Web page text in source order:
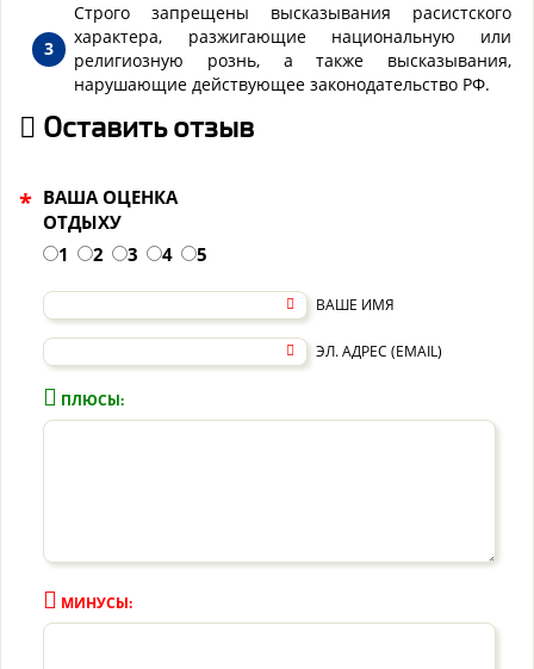
Строго запрещены высказывания расистского
характера, разжигающие национальную или
религиозную рознь, а также высказывания,
нарушающие действующее законодательство РФ.
Оставить отзыв
ВАША ОЦЕНКА
ОТДЫХУ
*
1 2 3 4 5
ВАШЕ ИМЯ
ЭЛ. АДРЕС (EMAIL)
ПЛЮСЫ:
МИНУСЫ: